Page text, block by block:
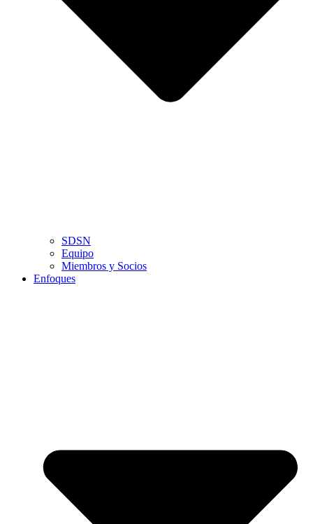
SDSN
Equipo
Miembros y Socios
Enfoques